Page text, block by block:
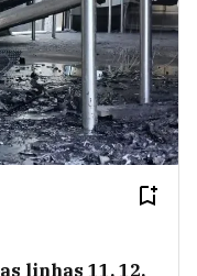
linhas 11, 12,